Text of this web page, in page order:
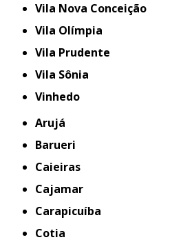
Vila Nova Conceição
Vila Olímpia
Vila Prudente
Vila Sônia
Vinhedo
Arujá
Barueri
Caieiras
Cajamar
Carapicuíba
Cotia